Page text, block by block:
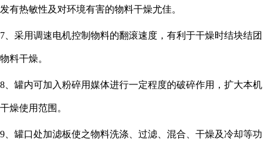
发有热敏性及对环境有害的物料干燥尤佳。
7、采用调速电机控制物料的翻滚速度，有利于干燥时结块结团
物料干燥。
8、罐内可加入粉碎用媒体进行一定程度的破碎作用，扩大本机
干燥使用范围。
9、罐口处加滤板使之物料洗涤、过滤、混合、干燥及冷却等功